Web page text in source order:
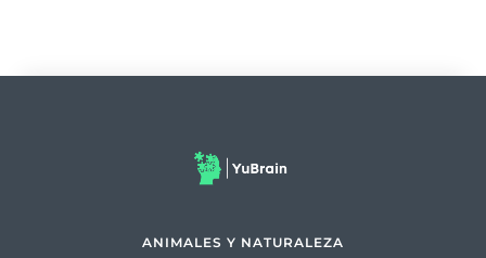
ANIMALES Y NATURALEZA